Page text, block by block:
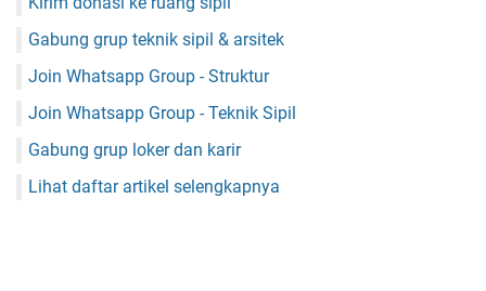
Gabung grup teknik sipil & arsitek
Join Whatsapp Group - Struktur
Join Whatsapp Group - Teknik Sipil
Gabung grup loker dan karir
Lihat daftar artikel selengkapnya